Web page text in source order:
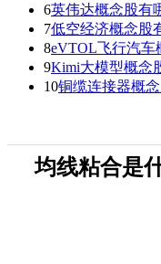
6英伟达概念股有
7低空经济概念股
8eVTOL飞行汽车
9Kimi大模型概念
10铜缆连接器概
均线粘合是